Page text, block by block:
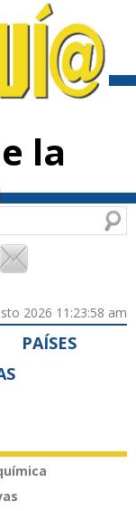
la
2026 11:23:58 am
PAÍSES